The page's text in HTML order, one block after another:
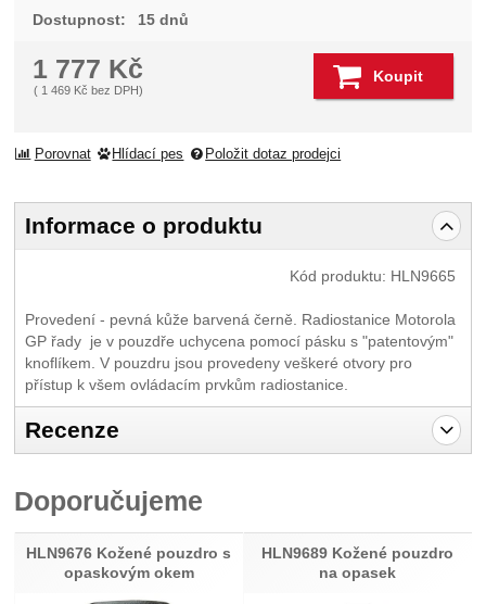
Dostupnost: 15 dnů
1 777 Kč
(1 469 Kč bez DPH)
Koupit
Porovnat Hlídací pes Položit dotaz prodejci
Informace o produktu
Kód produktu: HLN9665
Provedení - pevná kůže barvená černě. Radiostanice Motorola
GP řady je v pouzdře uchycena pomocí pásku s "patentovým"
knoflíkem. V pouzdru jsou provedeny veškeré otvory pro
přístup k všem ovládacím prvkům radiostanice.
Recenze
Recenze
Nebyla přidána žádná recenze.
Doporučujeme
HLN9676 Kožené pouzdro s
opaskovým okem
HLN9689 Kožené pouzdro
na opasek